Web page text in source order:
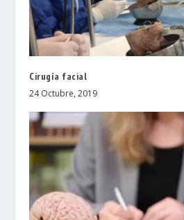
Cirugía facial
24 Octubre, 2019